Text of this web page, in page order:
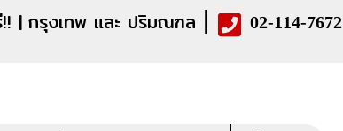
| กรุงเทพ และ ปริมณฑล | 02-114-7672